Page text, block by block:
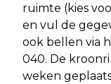
ruimte (kies
en vul de
ook bellen via
040. De
weken